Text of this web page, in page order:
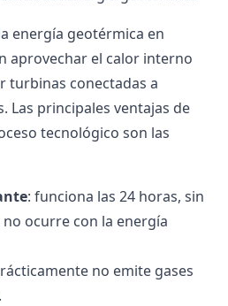
energía geotérmica en
aprovechar el calor interno
turbinas conectadas a
Las principales ventajas de
tecnológico son las
: funciona las 24 horas, sin
ocurre con la energía
no emite gases
.